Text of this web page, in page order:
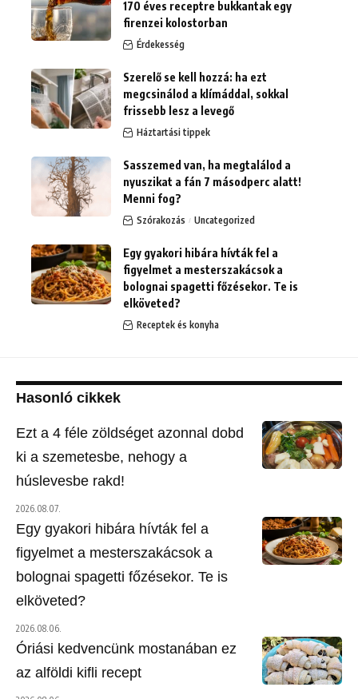
170 éves receptre bukkantak egy
firenzei kolostorban
Érdekesség
Szerelő se kell hozzá: ha ezt
megcsinálod a klímáddal, sokkal
frissebb lesz a levegő
Háztartási tippek
Sasszemed van, ha megtalálod a
nyuszikat a fán 7 másodperc alatt!
Menni fog?
Szórakozás Uncategorized
Egy gyakori hibára hívták fel a
figyelmet a mesterszakácsok a
bolognai spagetti főzésekor. Te is
elköveted?
Receptek és konyha
Hasonló cikkek
Ezt a 4 féle zöldséget azonnal dobd
ki a szemetesbe, nehogy a
húslevesbe rakd!
2026.08.07.
Egy gyakori hibára hívták fel a
figyelmet a mesterszakácsok a
bolognai spagetti főzésekor. Te is
elköveted?
2026.08.06.
Óriási kedvencünk mostanában ez
az alföldi kifli recept